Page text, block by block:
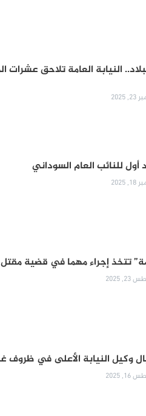
النيابة العامة تلاحق
للنائب العام السوداني
تتخذ إجراء مهما في قضية
2025
وكيل النيابة الأعلى في ظروف
2025